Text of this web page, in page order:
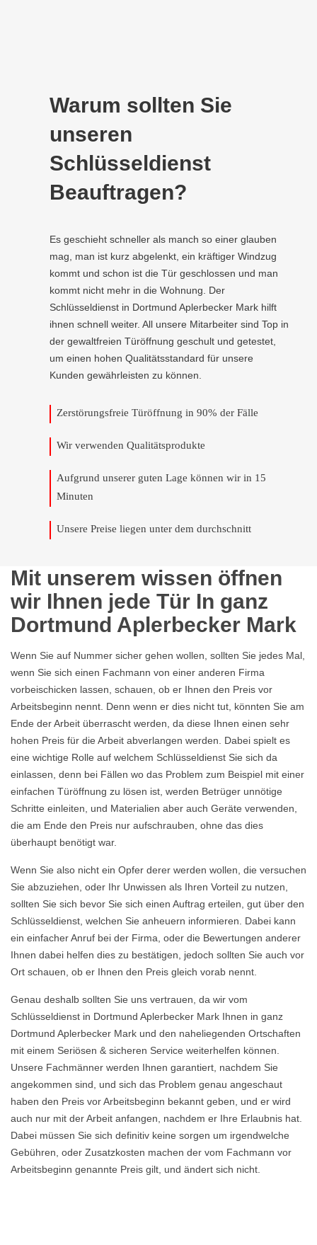
Warum sollten Sie
unseren
Schlüsseldienst
Beauftragen?
Es geschieht schneller als manch so einer glauben
mag, man ist kurz abgelenkt, ein kräftiger Windzug
kommt und schon ist die Tür geschlossen und man
kommt nicht mehr in die Wohnung. Der
Schlüsseldienst in Dortmund Aplerbecker Mark hilft
ihnen schnell weiter. All unsere Mitarbeiter sind Top in
der gewaltfreien Türöffnung geschult und getestet,
um einen hohen Qualitätsstandard für unsere
Kunden gewährleisten zu können.
Zerstörungsfreie Türöffnung in 90% der Fälle
Wir verwenden Qualitätsprodukte
Aufgrund unserer guten Lage können wir in 15
Minuten
Unsere Preise liegen unter dem durchschnitt
Mit unserem wissen öffnen
wir Ihnen jede Tür In ganz
Dortmund Aplerbecker Mark
Wenn Sie auf Nummer sicher gehen wollen, sollten Sie jedes Mal,
wenn Sie sich einen Fachmann von einer anderen Firma
vorbeischicken lassen, schauen, ob er Ihnen den Preis vor
Arbeitsbeginn nennt. Denn wenn er dies nicht tut, könnten Sie am
Ende der Arbeit überrascht werden, da diese Ihnen einen sehr
hohen Preis für die Arbeit abverlangen werden. Dabei spielt es
eine wichtige Rolle auf welchem Schlüsseldienst Sie sich da
einlassen, denn bei Fällen wo das Problem zum Beispiel mit einer
einfachen Türöffnung zu lösen ist, werden Betrüger unnötige
Schritte einleiten, und Materialien aber auch Geräte verwenden,
die am Ende den Preis nur aufschrauben, ohne das dies
überhaupt benötigt war.
Wenn Sie also nicht ein Opfer derer werden wollen, die versuchen
Sie abzuziehen, oder Ihr Unwissen als Ihren Vorteil zu nutzen,
sollten Sie sich bevor Sie sich einen Auftrag erteilen, gut über den
Schlüsseldienst, welchen Sie anheuern informieren. Dabei kann
ein einfacher Anruf bei der Firma, oder die Bewertungen anderer
Ihnen dabei helfen dies zu bestätigen, jedoch sollten Sie auch vor
Ort schauen, ob er Ihnen den Preis gleich vorab nennt.
Genau deshalb sollten Sie uns vertrauen, da wir vom
Schlüsseldienst in Dortmund Aplerbecker Mark Ihnen in ganz
Dortmund Aplerbecker Mark und den naheliegenden Ortschaften
mit einem Seriösen & sicheren Service weiterhelfen können.
Unsere Fachmänner werden Ihnen garantiert, nachdem Sie
angekommen sind, und sich das Problem genau angeschaut
haben den Preis vor Arbeitsbeginn bekannt geben, und er wird
auch nur mit der Arbeit anfangen, nachdem er Ihre Erlaubnis hat.
Dabei müssen Sie sich definitiv keine sorgen um irgendwelche
Gebühren, oder Zusatzkosten machen der vom Fachmann vor
Arbeitsbeginn genannte Preis gilt, und ändert sich nicht.